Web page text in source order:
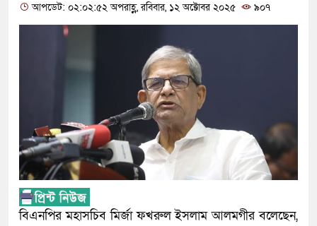
আপডেট: ০২:০২:৫২ অপরাহ্ণ, রবিবার, ১২ অক্টোবর ২০২৫
৯০৭
বিএনপির মহাসচিব মির্জা ফখরুল ইসলাম আলমগীর বলেছেন,